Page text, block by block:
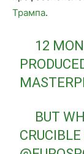
Трампа.
12
BUT